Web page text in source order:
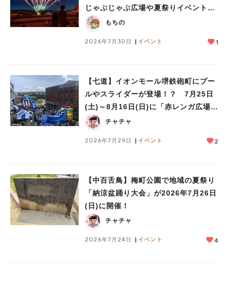
じゃぶじゃぶ広場や夏祭りイベントで
ミニ花火ショーも
もちの
2026年7月30日 イベント 1
【七道】イオンモール堺鉄砲町にプー
ルやスライダーが登場！？ 7月25日
(土)～8月16日(日)に「赤レンガ広場
Kid’s Water PARK 2026」が開催
チャチャ
2026年7月29日 イベント 2
【中百舌鳥】梅町公園で地域の夏祭り
「納涼盆踊り大会」が2026年7月26日
(日)に開催！
チャチャ
2026年7月24日 イベント 4